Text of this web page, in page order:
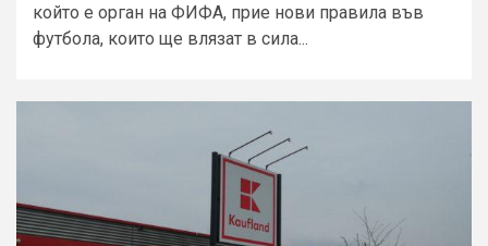
който е орган на ФИФА, прие нови правила във
футбола, които ще влязат в сила...